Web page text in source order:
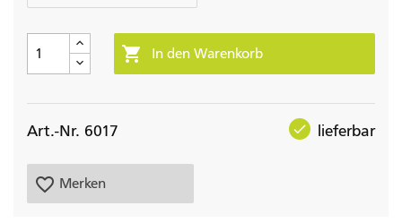
 In den Warenkorb
Art.-Nr. 6017 check lieferbar
favorite_border Merken